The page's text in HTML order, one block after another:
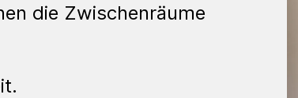
die Zwischenräume